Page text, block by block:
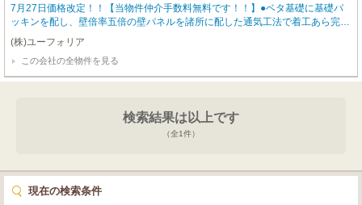
7月27日価格改定！！【当物件仲介手数料無料です！！】●ベタ基礎に基礎パ
ッキンを配し、壁倍率五倍の壁パネルを諸所に配した通気工法で着工あら完成
まで第三者機関による計四回の検査を通過した物件のみ引き渡している為地震
に強い家です●設計住宅性能評価書あり、建設住宅性能評価書あり、長期優良
住宅（耐震、省エネ性等高い）、フラット35適合証明書あり
(株)ユーフォリア
この会社の全物件を見る
検索結果は以上です
（全1件）
現在の検索条件